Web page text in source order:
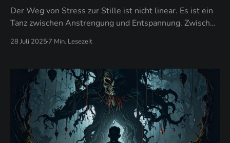
Der Weg von Stress zur Stille ist nicht linear. Es ist ein
Tanz zwischen Anstrengung und Entspannung. Zwischen
28 Juli 2025 7 Min. Lesezeit